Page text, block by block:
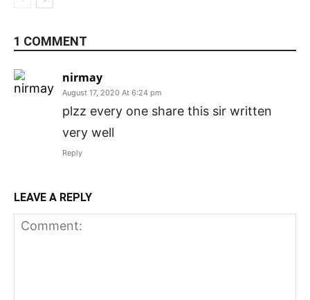
1 COMMENT
nirmay
August 17, 2020 At 6:24 pm
plzz every one share this sir written
very well
Reply
LEAVE A REPLY